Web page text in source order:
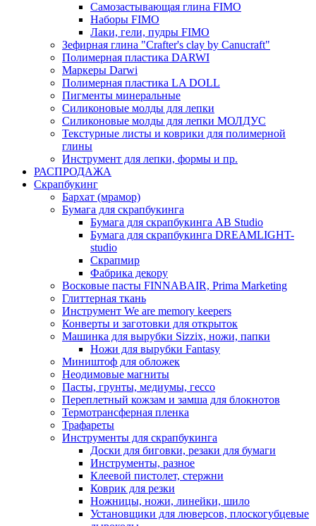
Самозастывающая глина FIMO
Наборы FIMO
Лаки, гели, пудры FIMO
Зефирная глина "Crafter's clay by Canucraft"
Полимерная пластика DARWI
Маркеры Darwi
Полимерная пластика LA DOLL
Пигменты минеральные
Силиконовые молды для лепки
Силиконовые молды для лепки МОЛДУС
Текстурные листы и коврики для полимерной
глины
Инструмент для лепки, формы и пр.
РАСПРОДАЖА
Скрапбукинг
Бархат (мрамор)
Бумага для скрапбукинга
Бумага для скрапбукинга AB Studio
Бумага для скрапбукинга DREAMLIGHT-
studio
Скрапмир
Фабрика декору
Восковые пасты FINNABAIR, Prima Marketing
Глиттерная ткань
Инструмент We are memory keepers
Конверты и заготовки для открыток
Машинка для вырубки Sizzix, ножи, папки
Ножи для вырубки Fantasy
Миништоф для обложек
Неодимовые магниты
Пасты, грунты, медиумы, гессо
Переплетный кожзам и замша для блокнотов
Термотрансферная пленка
Трафареты
Инструменты для скрапбукинга
Доски для биговки, резаки для бумаги
Инструменты, разное
Клеевой пистолет, стержни
Коврик для резки
Ножницы, ножи, линейки, шило
Установщики для люверсов, плоскогубцевые